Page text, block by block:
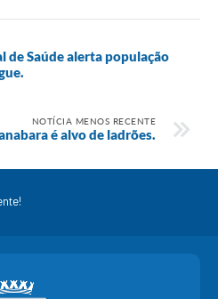
de Saúde alerta população
NOTÍCIA MENOS RECENTE
é alvo de ladrões.